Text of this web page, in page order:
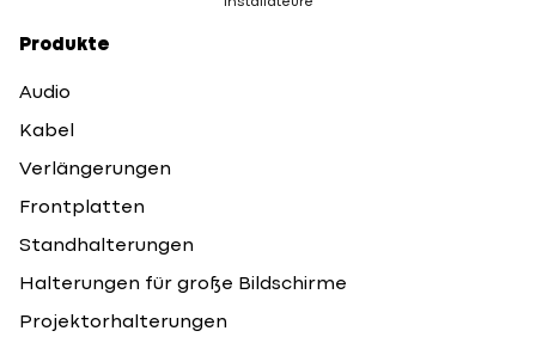
Installateure
Produkte
Audio
Kabel
Verlängerungen
Frontplatten
Standhalterungen
Halterungen für große Bildschirme
Projektorhalterungen